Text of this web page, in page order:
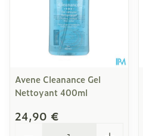
Avene Cleanance Gel
Nettoyant 400ml
24,90 €